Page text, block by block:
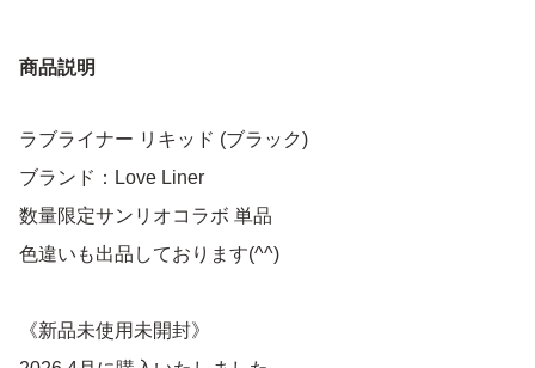
商品説明
ラブライナー リキッド (ブラック)
ブランド：Love Liner
数量限定サンリオコラボ 単品
色違いも出品しております(^^)
《新品未使用未開封》